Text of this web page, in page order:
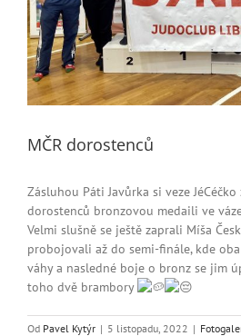
MČR dorostenců
Zásluhou Páti Javůrka si veze
dorostenců bronzovou medaili ve
Velmi slušně se ještě zaprali Míša
probojovali až do semi-finále, kde
váhy a nasledné boje o bronz se jim
toho dvě brambory
Od Pavel Kytýr | 5 listopadu, 2022 |